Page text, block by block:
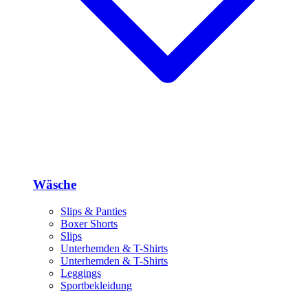
Wäsche
Slips & Panties
Boxer Shorts
Slips
Unterhemden & T-Shirts
Unterhemden & T-Shirts
Leggings
Sportbekleidung